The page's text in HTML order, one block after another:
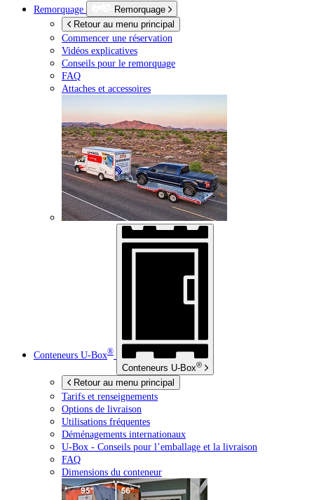
Remorquage
Remorquage
Retour au menu principal
Commencer une réservation
Vidéos explicatives
Conseils pour le remorquage
FAQ
Attaches et accessoires
Conteneurs U-Box®
Conteneurs U-Box®
Retour au menu principal
Tarifs et renseignements
Options de livraison
Utilisations fréquentes
Déménagements internationaux
U-Box - Conseils pour l’emballage et la livraison
FAQ
Dimensions du conteneur